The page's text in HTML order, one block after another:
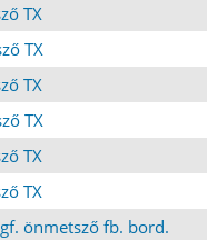
TX
TX
TX
TX
TX
TX
önmetsző fb. bord.